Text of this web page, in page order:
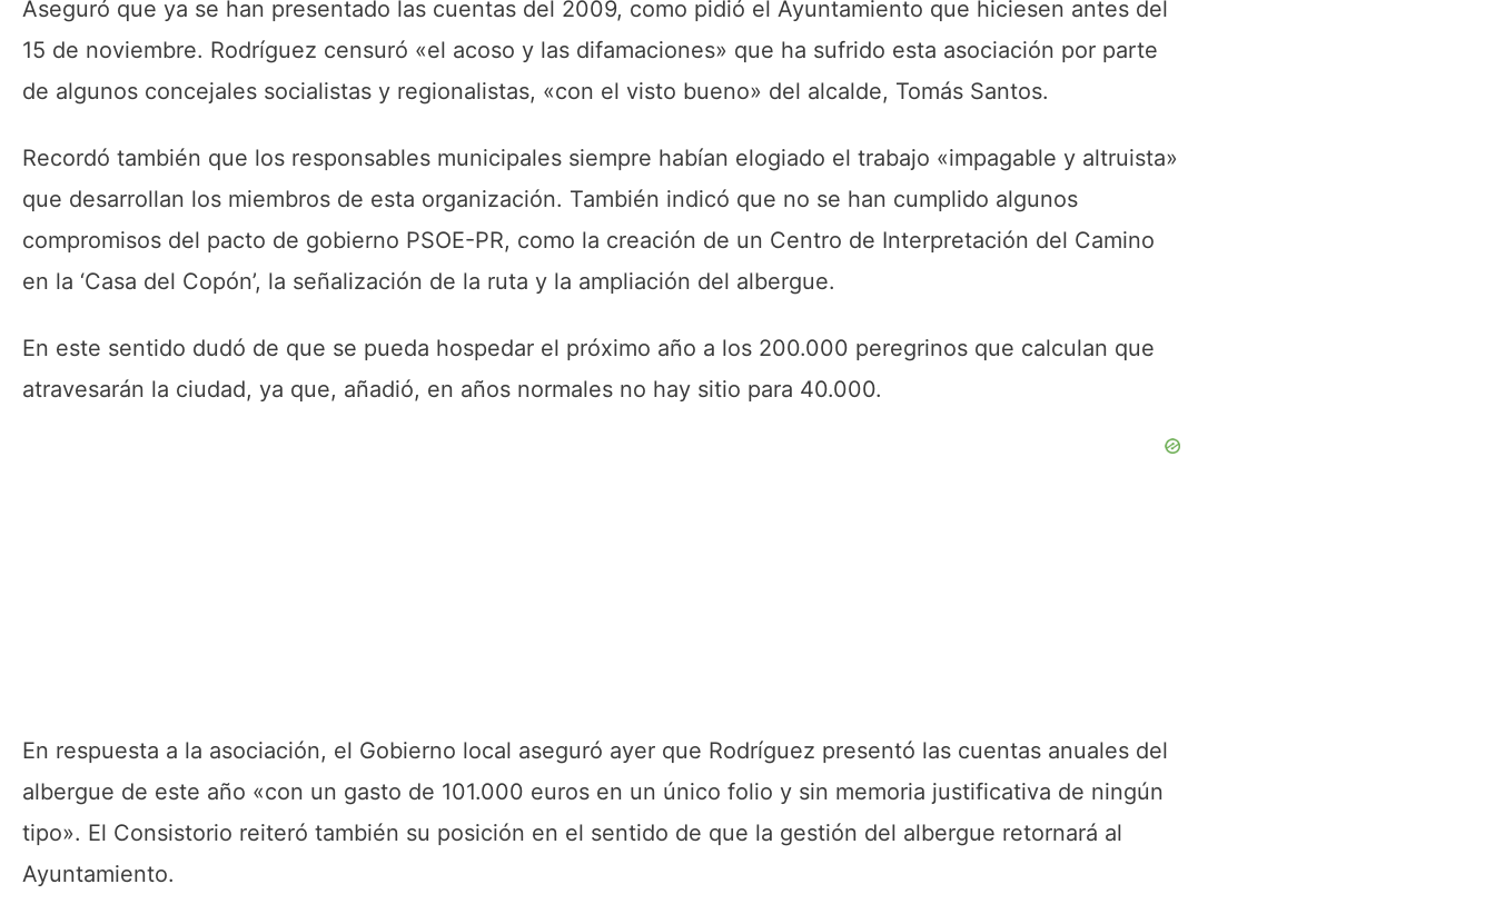
Aseguró que ya se han presentado las cuentas del 2009, como pidió el Ayuntamiento que hiciesen antes del
15 de noviembre. Rodríguez censuró «el acoso y las difamaciones» que ha sufrido esta asociación por parte
de algunos concejales socialistas y regionalistas, «con el visto bueno» del alcalde, Tomás Santos.
Recordó también que los responsables municipales siempre habían elogiado el trabajo «impagable y altruista»
que desarrollan los miembros de esta organización. También indicó que no se han cumplido algunos
compromisos del pacto de gobierno PSOE-PR, como la creación de un Centro de Interpretación del Camino
en la ‘Casa del Copón’, la señalización de la ruta y la ampliación del albergue.
En este sentido dudó de que se pueda hospedar el próximo año a los 200.000 peregrinos que calculan que
atravesarán la ciudad, ya que, añadió, en años normales no hay sitio para 40.000.
En respuesta a la asociación, el Gobierno local aseguró ayer que Rodríguez presentó las cuentas anuales del
albergue de este año «con un gasto de 101.000 euros en un único folio y sin memoria justificativa de ningún
tipo». El Consistorio reiteró también su posición en el sentido de que la gestión del albergue retornará al
Ayuntamiento.